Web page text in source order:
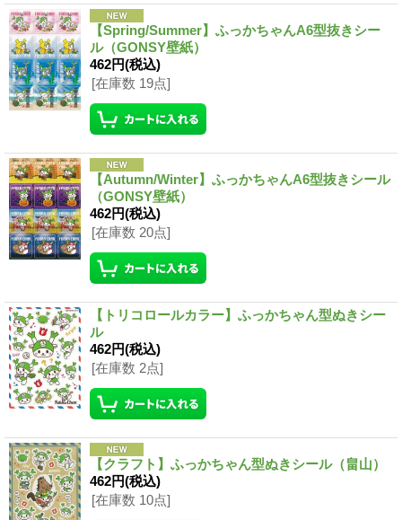
【Spring/Summer】ふっかちゃんA6型抜きシー
ル（GONSY壁紙）
462円(税込)
[在庫数 19点]
【Autumn/Winter】ふっかちゃんA6型抜きシール
（GONSY壁紙）
462円(税込)
[在庫数 20点]
【トリコロールカラー】ふっかちゃん型ぬきシー
ル
462円(税込)
[在庫数 2点]
【クラフト】ふっかちゃん型ぬきシール（畠山）
462円(税込)
[在庫数 10点]